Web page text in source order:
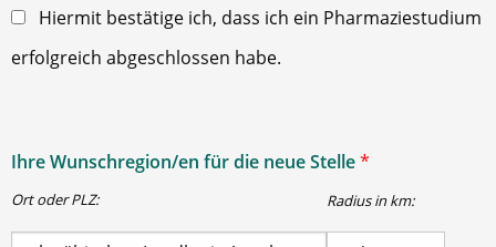
Hiermit bestätige ich, dass ich ein Pharmaziestudium
erfolgreich abgeschlossen habe.
Ihre Wunschregion/en für die neue Stelle*
Ort oder PLZ: Radius in km: